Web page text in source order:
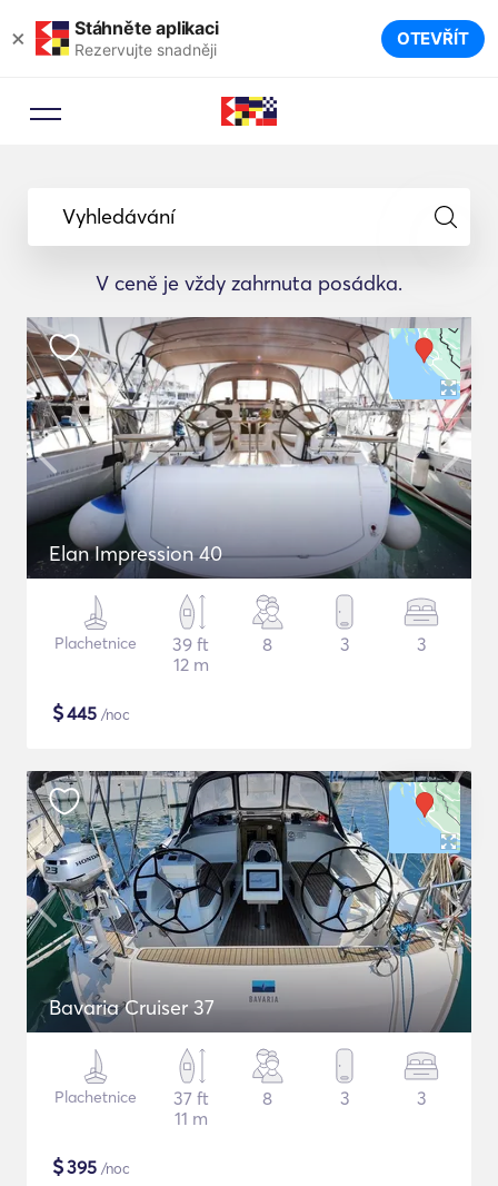
× Stáhněte aplikaci
Rezervujte snadněji OTEVŘÍT
Vyhledávání
V ceně je vždy zahrnuta posádka.
Elan Impression 40
Plachetnice
39 ft
12 m
8 3 3
$445 /noc
Bavaria Cruiser 37
Plachetnice
37 ft
11 m
8 3 3
$395 /noc